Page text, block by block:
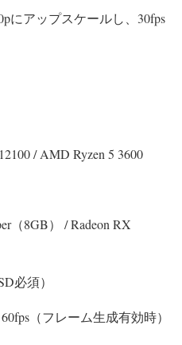
にアップスケールし、30fps
/ AMD Ryzen 5 3600
（8GB） / Radeon RX
必須）
（フレーム生成有効時）